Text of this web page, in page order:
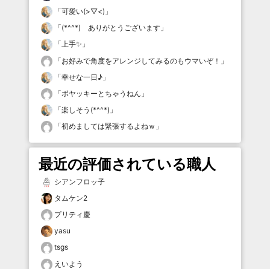
「可愛い(>▽<) 」
「(*^^*) ありがとうございます 」
「上手✨ 」
「お好みで角度をアレンジしてみるのもウマいぞ！ 」
「幸せな一日♪ 」
「ボヤッキーとちゃうねん 」
「楽しそう(*^^*) 」
「初めましては緊張するよねｗ 」
最近の評価されている職人
シアンフロッ子
タムケン2
プリティ慶
yasu
tsgs
えいよう